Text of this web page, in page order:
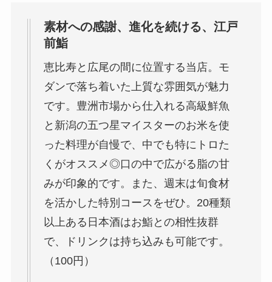
素材への感謝、進化を続ける、江戸
前鮨
恵比寿と広尾の間に位置する当店。モ
ダンで落ち着いた上質な雰囲気が魅力
です。豊洲市場から仕入れる高級鮮魚
と新潟の五つ星マイスターのお米を使
った料理が自慢で、中でも特にトロた
くがオススメ◎口の中で広がる脂の甘
みが印象的です。また、週末は旬食材
を活かした特別コースをぜひ。20種類
以上ある日本酒はお鮨との相性抜群
で、ドリンクは持ち込みも可能です。
（100円）